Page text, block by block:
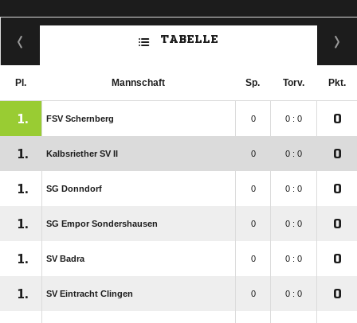
TABELLE
Pl. Mannschaft Sp. Torv. Pkt.
1. FSV Schernberg 0 0 : 0 0
1. Kalbsriether SV II 0 0 : 0 0
1. SG Donndorf 0 0 : 0 0
1. SG Empor Sondershausen 0 0 : 0 0
1. SV Badra 0 0 : 0 0
1. SV Eintracht Clingen 0 0 : 0 0